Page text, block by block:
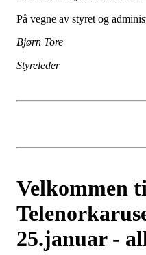
På vegne av styret og
Bjørn Tore
Styreleder
Velkommen
25.januar -